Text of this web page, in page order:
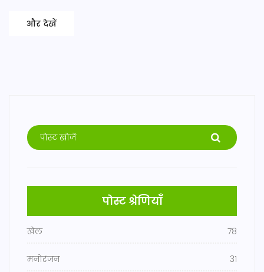
और देखें
पोस्ट श्रेणियाँ
खेल 78
मनोरंजन 31